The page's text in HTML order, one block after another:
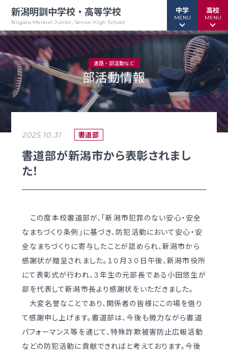
新潟明訓中学校・高等学校
Niigata Meikun Junior, Senior High School
中学
MENU
緊急情報 お問い合わせ
教育方針
明訓の学び GSC
学校案内
（デジタルパンフ）
入試情報
募集要項・
入学検査実施状況
諸経費
オープンスクール等
高校
MENU
緊急情報 お問い合わせ
教育方針
学校案内
明訓の学び GSC
入学案内
インターネット出願
募集要項
入学検査実施状況
進路・部活動など
部活動情報
2025.10.31 書道部
書道部が新潟市から表彰されまし
た！
この度本校書道部が、｢新潟市犯罪のない安心・安全
なまちづくり条例｣に基づき、防犯活動において安心・安
全なまちづくりに寄与したことが認められ、新潟市から
感謝状が贈呈されました。１０月３０日午後、新潟市役所
にて表彰式が行われ、３年生の元部長である小田悠生が
部を代表して新潟市長より感謝状をいただきました。
大変名誉なことであり、関係者の皆様にこの場を借り
て感謝申し上げます。書道部は、今後も微力ながら書道
パフォーマンス等を通じて、特殊詐欺被害防止広報活動
などの防犯活動に貢献できればと考えております。今後